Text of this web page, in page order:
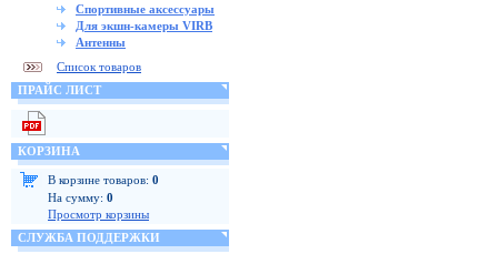
Спортивные аксессуары
Для экшн-камеры VIRB
Антенны
Список товаров
ПРАЙС ЛИСТ
КОРЗИНА
В корзине товаров: 0
На сумму: 0
Просмотр корзины
СЛУЖБА ПОДДЕРЖКИ